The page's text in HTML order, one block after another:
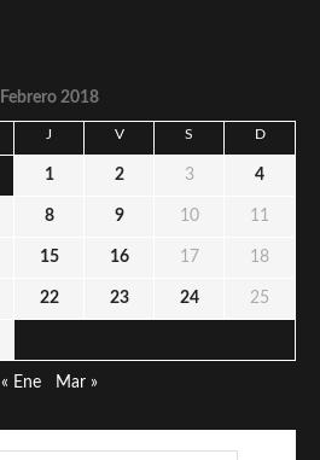
Febrero 2018
J V S D
1 2 3 4
8 9 10 11
15 16 17 18
22 23 24 25
« Ene Mar »